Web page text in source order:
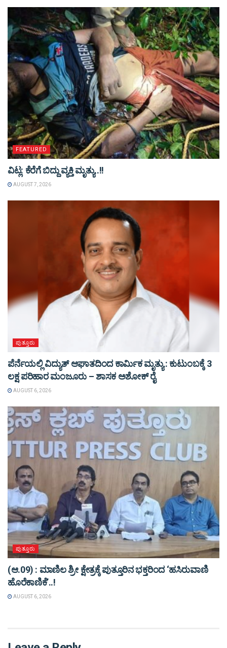
FEATURED
ವಿಟ್ಲ: ಕೆರೆಗೆ ಬಿದ್ದು ವ್ಯಕ್ತಿ ಮೃತ್ಯು..!!
AUGUST 7, 2026
ಪುತ್ತೂರು
ಪೆರ್ನೆಯಲ್ಲಿ ವಿದ್ಯುತ್ ಆಘಾತದಿಂದ ಕಾರ್ಮಿಕ ಮೃತ್ಯು : ಕುಟುಂಬಕ್ಕೆ 3
ಲಕ್ಷ ಪರಿಹಾರ ಮಂಜೂರು – ಶಾಸಕ ಅಶೋಕ್ ರೈ
AUGUST 6, 2026
ಪುತ್ತೂರು
(ಆ.09) : ಮಾಣಿಲ ಶ್ರೀ ಕ್ಷೇತ್ರಕ್ಕೆ ಪುತ್ತೂರಿನ ಭಕ್ತರಿಂದ ‘ಹಸಿರುವಾಣಿ
ಹೊರೆಕಾಣಿಕೆ’..!
AUGUST 6, 2026